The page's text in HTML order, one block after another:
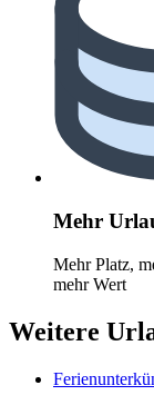
Mehr
Mehr Platz,
mehr Wert
Weitere